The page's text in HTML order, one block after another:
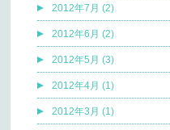
2012年7月 (2)
2012年6月 (2)
2012年5月 (3)
2012年4月 (1)
2012年3月 (1)